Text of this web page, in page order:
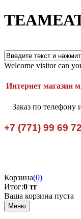
Welcome visitor can
Интернет магазин
Заказ по телефону
+7 (771) 99 69
Корзина(0)
Итог:0 тг
Ваша корзина пуста
Меню